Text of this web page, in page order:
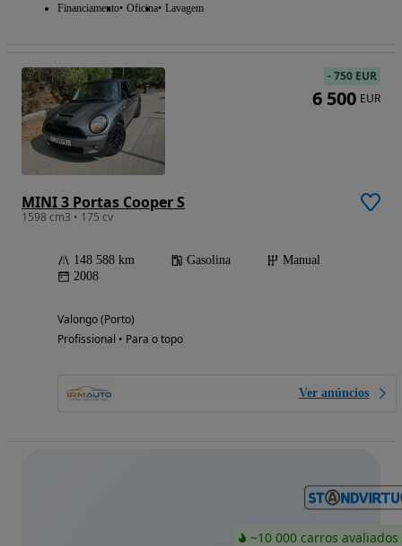
Financiamento Oficina Lavagem
MINI 3 Portas Cooper S
1598 cm3 • 175 cv
148 588 km Gasolina
Manual
2008
Valongo (Porto)
Profissional • Para o topo
Ver anúncios
-750 EUR
6 500 EUR
~10 000 carros